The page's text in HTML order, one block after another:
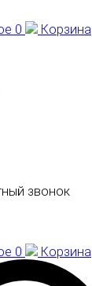
0
Корзина
звонок
0 Корзина